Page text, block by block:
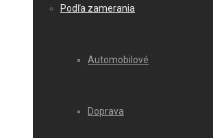
Podľa zamerania
Automobilové
Doprava